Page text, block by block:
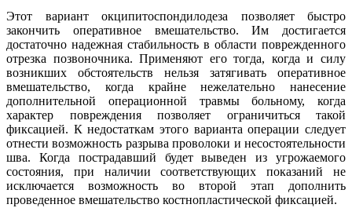
Этот вариант окципитоспондилодеза позволяет быстро
закончить оперативное вмешательство. Им достигается
достаточно надежная стабильность в области поврежденного
отрезка позвоночника. Применяют его тогда, когда и силу
возникших обстоятельств нельзя затягивать оперативное
вмешательство, когда крайне нежелательно нанесение
дополнительной операционной травмы больному, когда
характер повреждения позволяет ограничиться такой
фиксацией. К недостаткам этого варианта операции следует
отнести возможность разрыва проволоки и несостоятельности
шва. Когда пострадавший будет выведен из угрожаемого
состояния, при наличии соответствующих показаний не
исключается возможность во второй этап дополнить
проведенное вмешательство костнопластической фиксацией.